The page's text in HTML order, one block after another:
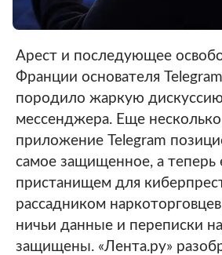
Арест и последующее
Франции основателя Telegram
породило жаркую
мессенджера. Еще
приложение Telegram
самое защищенное, а теперь
пристанищем для
рассадником
ничьи данные и переписки
защищены. «Лента.ру»